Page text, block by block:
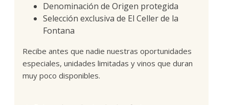
Denominación de Origen protegida
Selección exclusiva de El Celler de la
Fontana
Recibe antes que nadie nuestras oportunidades
especiales, unidades limitadas y vinos que duran
muy poco disponibles.